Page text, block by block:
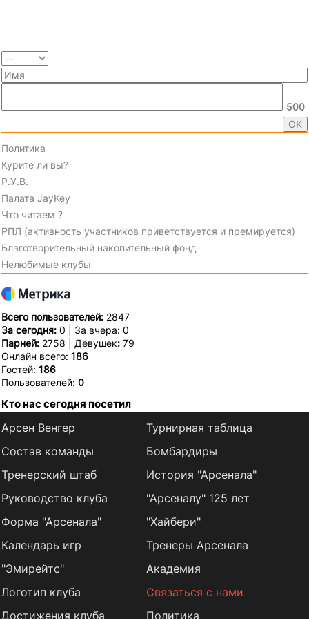
500
Политика
Курите ли вы?
Р.У.В.
Палата JayKey
Что читаем ?
РПЛ (активность участников приветствуется и премируется)
Благотворительный накопительный фонд
Нелюбимые клубы
Всего пользователей: 2847
За сегодня: 0 | За вчера: 0
Парней: 2758 | Девушек: 79
Онлайн всего: 186
Гостей: 186
Пользователей: 0
Кто нас сегодня посетил
Арсен Венгер
Состав команды
Тренерский штаб
Руководство клуба
Форма "Арсенала"
Календарь игр
Турнирная таблица
Бомбардиры
История "Арсенала"
"Арсеналу" 125 лет
"Хайбери"
Тренеры Арсенала
"Эмирейтс"
Логотип клуба
Достижения клуба
Академия
Связаться с нами
Политика